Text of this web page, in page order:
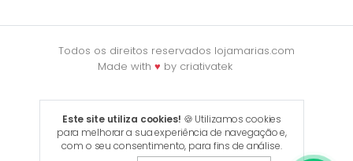
Todos os direitos reservados lojamarias.com
Made with ♥ by criativatek
Este site utiliza cookies! 🍪 Utilizamos cookies
para melhorar a sua experiência de navegação e,
com o seu consentimento, para fins de análise.